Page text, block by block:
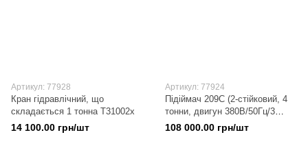
Артикул: 77928
Кран гiдравлiчний, що
складається 1 тонна T31002x
14 100.00 грн/шт
Артикул: 77924
Підіймач 209C (2-стійковий, 4
тонни, двигун 380В/50Гц/3
фази)/гідронасос
108 000.00 грн/шт